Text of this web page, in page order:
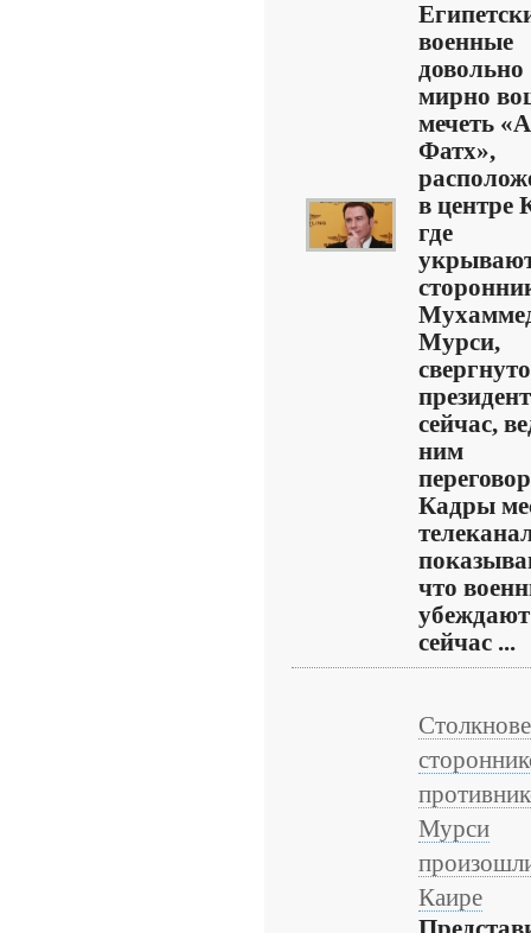
военные
довольно
мирно
мечеть
Фатх»,
в центре
где
Мурси,
сейчас,
ним
Кадры
что
убеждают
сейчас ...
Мурси
Каире